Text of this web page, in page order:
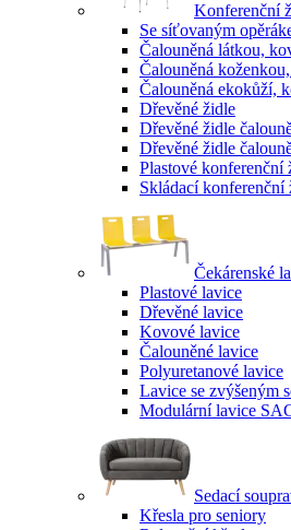
Konferenční
Se síťovaným
Čalouněná látkou,
Čalouněná
Čalouněná ekokůží,
Dřevěné židle
Dřevěné židle
Dřevěné židle
Plastové konferenční
Skládací konferenční
Čekárenské
Plastové lavice
Dřevěné lavice
Kovové lavice
Čalouněné lavice
Polyuretanové lavice
Lavice se zvýšeným
Modulární lavice
Sedací
Křesla pro seniory